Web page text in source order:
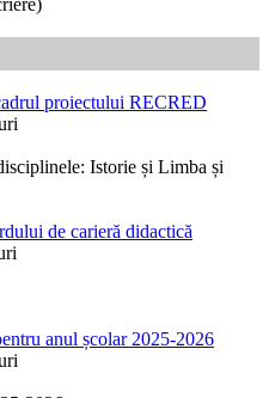
proiectului RECRED
Istorie și Limba și
de carieră didactică
anul școlar 2025-2026